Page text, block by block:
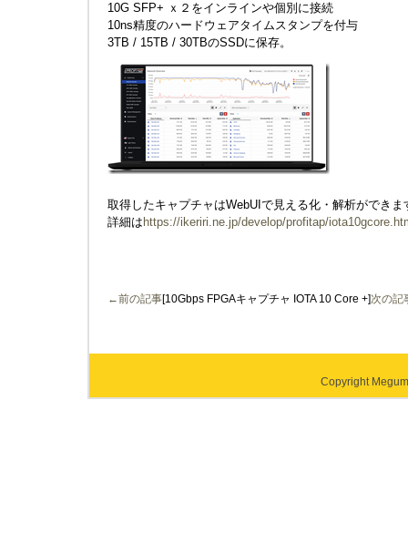
10G SFP+ ｘ２をインラインや個別に接続
10ns精度のハードウェアタイムスタンプを付与
3TB / 15TB / 30TBのSSDに保存。
取得したキャプチャはWebUIで見える化・解析ができま
詳細は https://ikeriri.ne.jp/develop/profitap/
←前の記事[10Gbps FPGAキャプチャ IOTA 10 Core +]次の
Copyright